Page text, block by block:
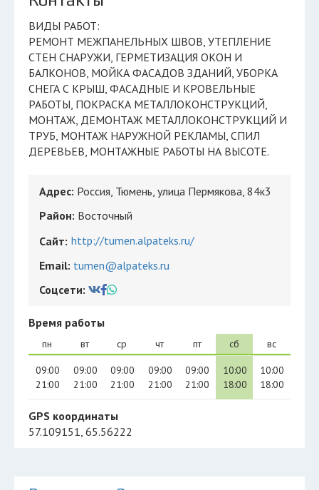
ВИДЫ РАБОТ:
РЕМОНТ МЕЖПАНЕЛЬНЫХ ШВОВ, УТЕПЛЕНИЕ
СТЕН СНАРУЖИ, ГЕРМЕТИЗАЦИЯ ОКОН И
БАЛКОНОВ, МОЙКА ФАСАДОВ ЗДАНИЙ, УБОРКА
СНЕГА С КРЫШ, ФАСАДНЫЕ И КРОВЕЛЬНЫЕ
РАБОТЫ, ПОКРАСКА МЕТАЛЛОКОНСТРУКЦИЙ,
МОНТАЖ, ДЕМОНТАЖ МЕТАЛЛОКОНСТРУКЦИЙ И
ТРУБ, МОНТАЖ НАРУЖНОЙ РЕКЛАМЫ, СПИЛ
ДЕРЕВЬЕВ, МОНТАЖНЫЕ РАБОТЫ НА ВЫСОТЕ.
Адрес: Россия, Тюмень, улица Пермякова, 84к3
Район: Восточный
Сайт: http://tumen.alpateks.ru/
Email: tumen@alpateks.ru
Соцсети:
Время работы
пн
09:00
21:00
вт
09:00
21:00
ср
09:00
21:00
чт
09:00
21:00
пт
09:00
21:00
сб
10:00
18:00
вс
10:00
18:00
GPS координаты
57.109151, 65.56222